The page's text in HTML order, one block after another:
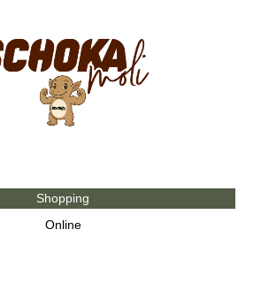
Shopping
Online